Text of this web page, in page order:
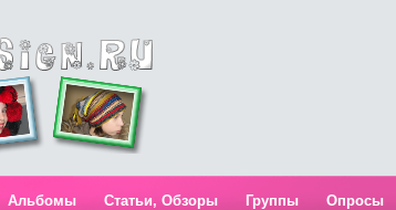
Альбомы Статьи, Обзоры Группы Опросы